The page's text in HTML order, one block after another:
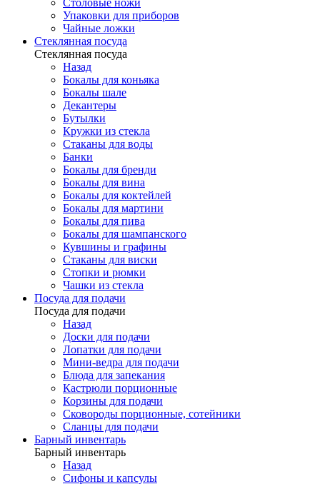
Упаковки для приборов
Чайные ложки
Стеклянная посуда
Стеклянная посуда
Назад
Бокалы для коньяка
Бокалы шале
Декантеры
Бутылки
Кружки из стекла
Стаканы для воды
Банки
Бокалы для бренди
Бокалы для вина
Бокалы для коктейлей
Бокалы для мартини
Бокалы для пива
Бокалы для шампанского
Кувшины и графины
Стаканы для виски
Стопки и рюмки
Чашки из стекла
Посуда для подачи
Посуда для подачи
Назад
Доски для подачи
Лопатки для подачи
Мини-ведра для подачи
Блюда для запекания
Кастрюли порционные
Корзины для подачи
Сковороды порционные, сотейники
Сланцы для подачи
Барный инвентарь
Барный инвентарь
Назад
Сифоны и капсулы